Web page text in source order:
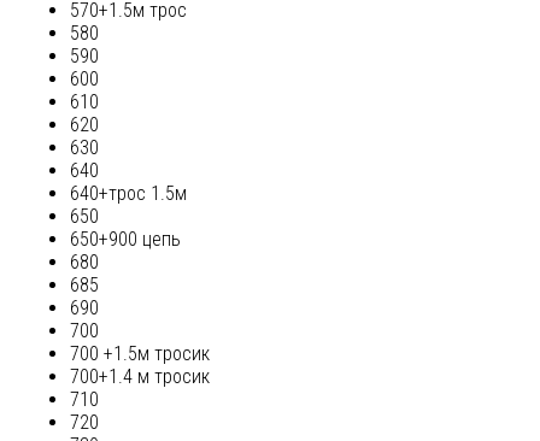
570+1.5м трос
580
590
600
610
620
630
640
640+трос 1.5м
650
650+900 цепь
680
685
690
700
700 +1.5м тросик
700+1.4 м тросик
710
720